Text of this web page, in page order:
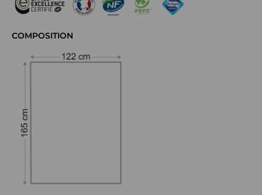
COMPOSITION